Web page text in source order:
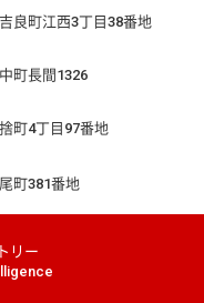
良町江西3丁目38番地
町長間1326
町4丁目97番地
町381番地
リー